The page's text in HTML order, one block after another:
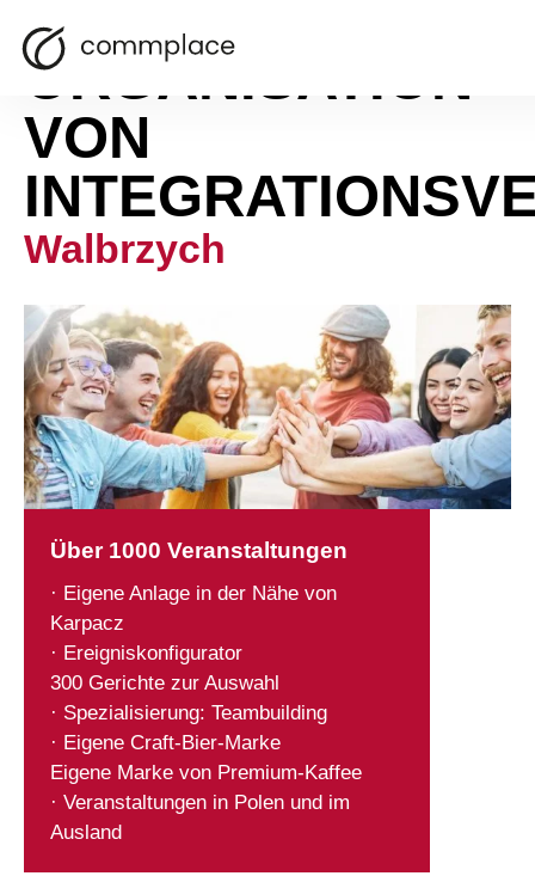
ORGANISATION
VON
Walbrzych
Über 1000 Veranstaltungen
· Eigene Anlage in der Nähe von
Karpacz
· Ereigniskonfigurator
300 Gerichte zur Auswahl
· Spezialisierung: Teambuilding
· Eigene Craft-Bier-Marke
Eigene Marke von Premium-Kaffee
· Veranstaltungen in Polen und im
Ausland